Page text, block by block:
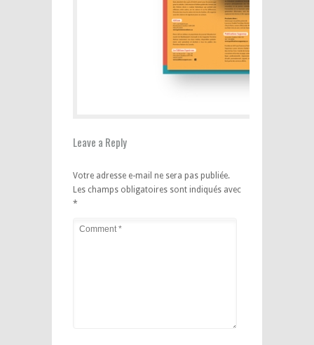
Leave a Reply
Votre adresse e-mail ne sera pas publiée.
Les champs obligatoires sont indiqués avec
*